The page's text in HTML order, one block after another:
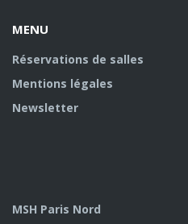
MENU
Réservations de salles
Mentions légales
Newsletter
MSH Paris Nord